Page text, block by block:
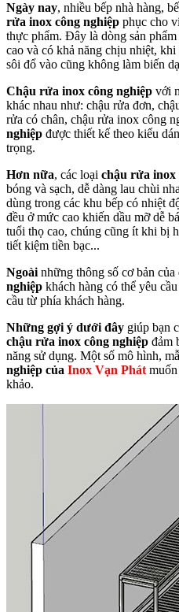
Ngày nay, nhiều bếp nhà hàng,
rửa inox công nghiệp phục cho
thực phẩm. Đây là dòng sản
cao và có khả năng chịu nhiệt,
sôi đổ vào cũng không làm biến
Chậu rửa inox công nghiệp với
khác nhau như: chậu rửa đơn,
rửa có chân, chậu rửa inox công
nghiệp được thiết kế theo kiểu
trọng.
Hơn nữa, các loại chậu rửa inox
bóng và sạch, dễ dàng lau chùi
dùng trong các khu bếp có nhiệt
đều ở mức cao khiến dầu mỡ dễ
tuổi thọ cao, chúng cũng ít khi bị
tiết kiệm tiền bạc...
Ngoàinhững thông số cơ bản của
nghiệp khách hàng có thể yêu
cầu từ phía khách hàng.
Những gợi ý dưới đây giúp bạn
chậu rửa inox công nghiệp đảm
năng sử dụng. Một số mô hình,
nghiệp của Inox Vạn Phátmuốn
khảo.